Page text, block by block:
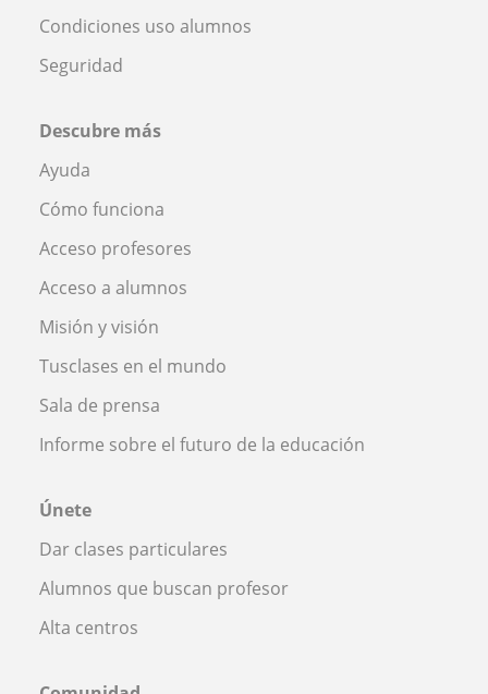
Condiciones uso alumnos
Seguridad
Descubre más
Ayuda
Cómo funciona
Acceso profesores
Acceso a alumnos
Misión y visión
Tusclases en el mundo
Sala de prensa
Informe sobre el futuro de la educación
Únete
Dar clases particulares
Alumnos que buscan profesor
Alta centros